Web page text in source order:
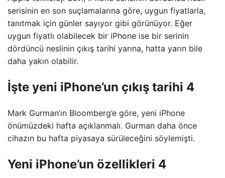
serisinin en son suçlamalarına göre, uygun fiyatlarla,
tanıtmak için günler sayıyor gibi görünüyor. Eğer
uygun fiyatlı olabilecek bir iPhone ise bir serinin
dördüncü neslinin çıkış tarihi yarına, hatta yarın bile
daha yakın olabilir.
İşte yeni iPhone’un çıkış tarihi 4
Mark Gurman’ın Bloomberg’e göre, yeni iPhone
önümüzdeki hafta açıklanmalı. Gurman daha önce
cihazın bu hafta piyasaya sürüleceğini söylemişti.
Yeni iPhone’un özellikleri 4